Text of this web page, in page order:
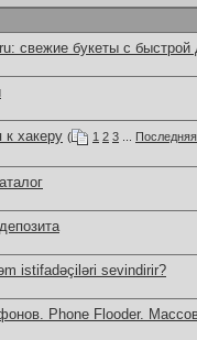
свежие букеты с быстрой
к хакеру ( 1 2 3
istifadəçiləri sevindirir?
Phone Flooder.